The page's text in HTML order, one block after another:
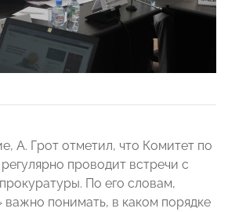
А. Грот отметил, что Комитет по
проводит встречи с
По его словам,
понимать, в каком порядке